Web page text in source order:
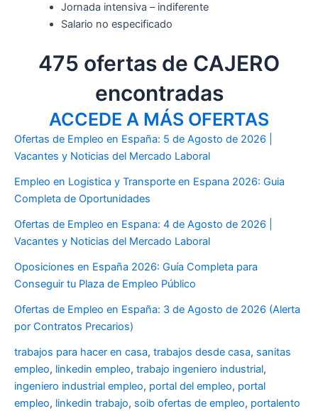
Jornada intensiva – indiferente
Salario no especificado
475 ofertas de CAJERO
encontradas
ACCEDE A MÁS OFERTAS
Ofertas de Empleo en España: 5 de Agosto de 2026 |
Vacantes y Noticias del Mercado Laboral
Empleo en Logistica y Transporte en Espana 2026: Guia
Completa de Oportunidades
Ofertas de Empleo en Espana: 4 de Agosto de 2026 |
Vacantes y Noticias del Mercado Laboral
Oposiciones en España 2026: Guía Completa para
Conseguir tu Plaza de Empleo Público
Ofertas de Empleo en España: 3 de Agosto de 2026 (Alerta
por Contratos Precarios)
trabajos para hacer en casa, trabajos desde casa, sanitas
empleo, linkedin empleo, trabajo ingeniero industrial,
ingeniero industrial empleo, portal del empleo, portal
empleo, linkedin trabajo, soib ofertas de empleo, portalento